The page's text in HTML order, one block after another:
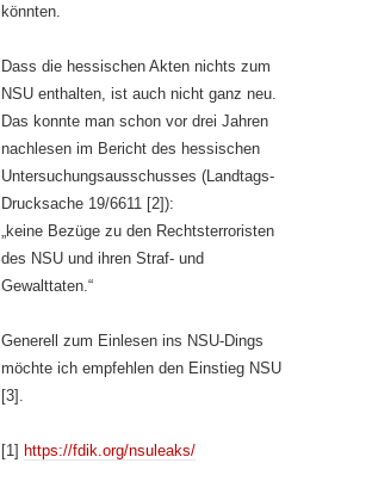
könnten.
Dass die hessischen Akten nichts zum
NSU enthalten, ist auch nicht ganz neu.
Das konnte man schon vor drei Jahren
nachlesen im Bericht des hessischen
Untersuchungsausschusses (Landtags-
Drucksache 19/6611 [2]):
„keine Bezüge zu den Rechtsterroristen
des NSU und ihren Straf- und
Gewalttaten.“
Generell zum Einlesen ins NSU-Dings
möchte ich empfehlen den Einstieg NSU
[3].
[1] https://fdik.org/nsuleaks/